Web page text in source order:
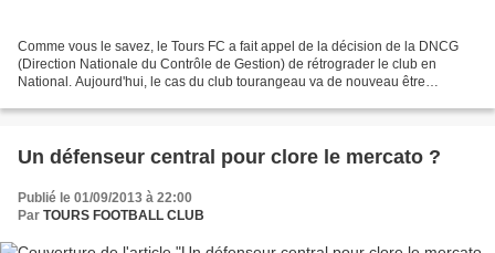
Comme vous le savez, le Tours FC a fait appel de la décision de la DNCG
(Direction Nationale du Contrôle de Gestion) de rétrograder le club en
National. Aujourd'hui, le cas du club tourangeau va de nouveau être
Un défenseur central pour clore le mercato ?
Publié le 01/09/2013 à 22:00
Par TOURS FOOTBALL CLUB